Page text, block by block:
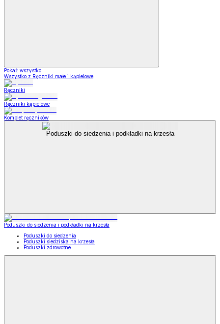
Pokaż wszystko
Wszystko z Ręczniki małe i kąpielowe
Ręczniki
Ręczniki kąpielowe
Komplet ręczników
Poduszki do siedzenia i podkładki na krzesła
Poduszki do siedzenia i podkładki na krzesła
Poduszki do siedzenia
Poduszki siedziska na krzesła
Poduszki zdrowotne